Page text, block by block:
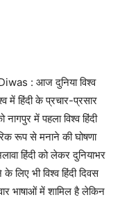
: आज दुनिया विश्व
में हिंदी के प्रचार-प्रसार
में पहला विश्व हिंदी
रूप से मनाने की घोषणा
हिंदी को लेकर दुनियाभर
लिए भी विश्व हिंदी दिवस
भाषाओं में शामिल है लेकिन